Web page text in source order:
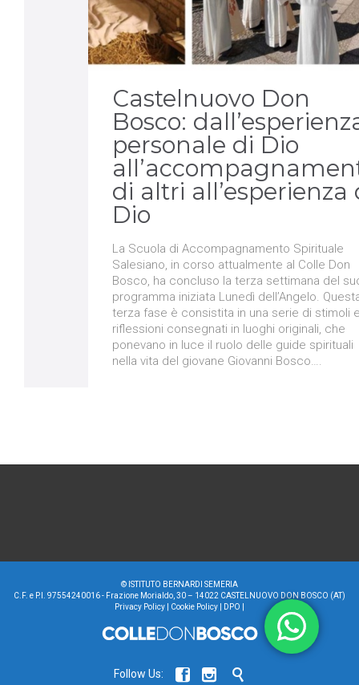
Castelnuovo Don
Bosco:
personale di Dio
di altri all’esperienza
Dio
La Scuola di Accompagnamento Spirituale
Salesiano, in corso attualmente al Colle Don
Bosco, ha concluso la terza settimana del
programma iniziata Lunedì dell’Angelo.
terza fase è consistita in una serie di stimoli
riflessioni consegnati in luoghi originali, che
ponevano in luce il ruolo delle guide spirituali
nella vita del giovane Giovanni Bosco….
© ISTITUTO BERNARDI SEMERIA
C.F. e P.I. 97554240016 - Frazione Morialdo, 30 – 14022 CASTELNUOVO DON BOSCO (AT)
Privacy Policy
Cookie Policy DPO
Follow Us:   